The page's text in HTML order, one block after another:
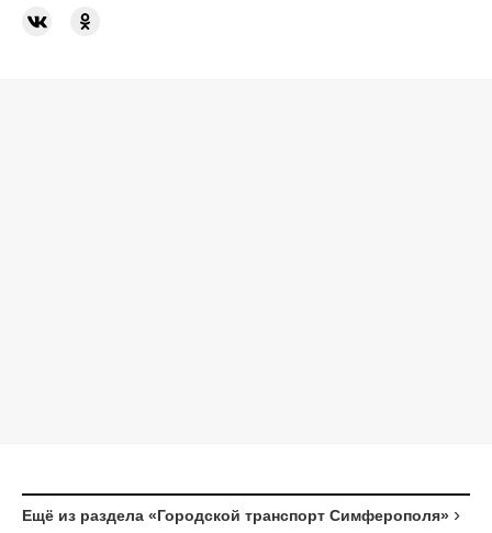
Ещё из раздела «Городской транспорт Симферополя»